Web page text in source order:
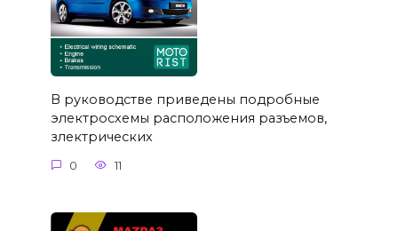
В руководстве приведены подробные
электросхемы расположения разъемов,
злектрических
0 11